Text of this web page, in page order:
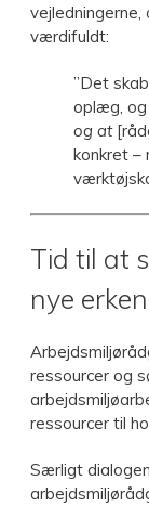
værdifuldt:
”Det
oplæg,
og at
konkret –
Tid til at
nye
ressourcer og
ressourcer til
Særligt